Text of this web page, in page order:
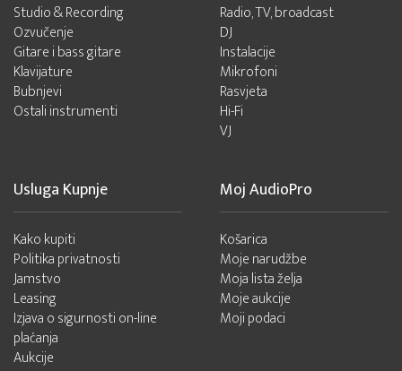
Studio & Recording
Ozvučenje
Gitare i bass gitare
Klavijature
Bubnjevi
Ostali instrumenti
Radio, TV, broadcast
DJ
Instalacije
Mikrofoni
Rasvjeta
Hi-Fi
VJ
Usluga Kupnje
Kako kupiti
Politika privatnosti
Jamstvo
Leasing
Izjava o sigurnosti on-line
plaćanja
Aukcije
Moj AudioPro
Košarica
Moje narudžbe
Moja lista želja
Moje aukcije
Moji podaci